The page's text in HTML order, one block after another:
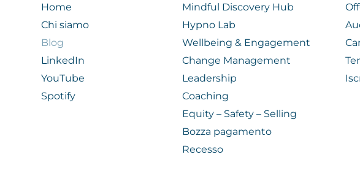
Home
Chi siamo
Blog
LinkedIn
YouTube
Spotify
Mindful Discovery Hub
Hypno Lab
Wellbeing & Engagement
Change Management
Leadership
Coaching
Equity – Safety – Selling
Bozza pagamento
Recesso